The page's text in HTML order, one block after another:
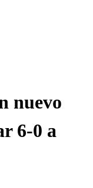
nuevo
6-0 a